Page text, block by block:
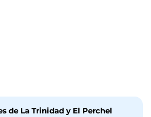
de La Trinidad y El Perchel